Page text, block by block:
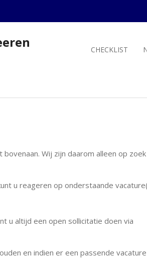
CHECKLIST
Wij zijn daarom alleen op
u reageren op onderstaande
u altijd een open sollicitatie doen via
en indien er een passende